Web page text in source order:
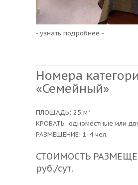
- узнать подробнее -
Номера
«Семейный»
ПЛОЩАДЬ: 25 м²
КРОВАТЬ: одноместные или
РАЗМЕЩЕНИЕ: 1-4 чел.
СТОИМОСТЬ
руб./сут.